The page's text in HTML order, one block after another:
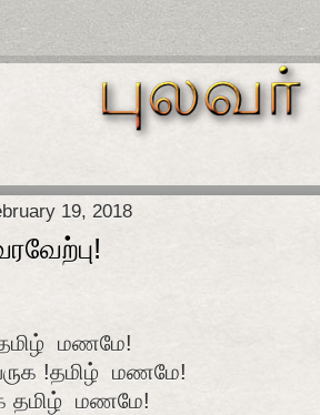
19, 2018
மணமே!
!தமிழ் மணமே!
தமிழ் மணமே!